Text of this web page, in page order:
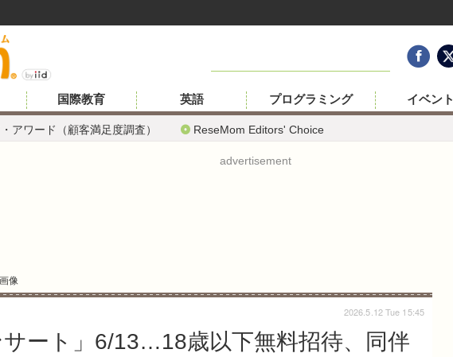
アワード（顧客満足度調査） ReseMom Editors' Choice
国際教育 英語 プログラミング イベント
advertisement
像
ート」6/13…18歳以下無料招待、同伴
2026.5.12 Tue 15:45